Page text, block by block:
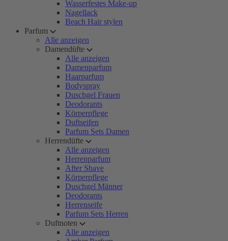
Wasserfestes Make-up
Nagellack
Beach Hair stylen
Parfum
Alle anzeigen
Damendüfte
Alle anzeigen
Damenparfum
Haarparfum
Bodyspray
Duschgel Frauen
Deodorants
Körperpflege
Duftseifen
Parfum Sets Damen
Herrendüfte
Alle anzeigen
Herrenparfum
After Shave
Körperpflege
Duschgel Männer
Deodorants
Herrenseife
Parfum Sets Herren
Duftnoten
Alle anzeigen